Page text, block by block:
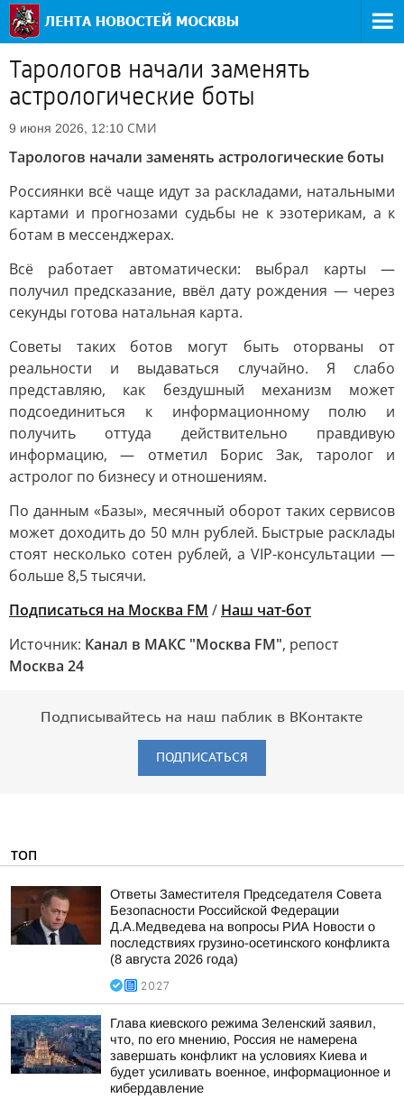
Тарологов начали заменять
астрологические боты
9 июня 2026, 12:10 СМИ
Тарологов начали заменять астрологические боты
Россиянки всё чаще идут за раскладами, натальными
картами и прогнозами судьбы не к эзотерикам, а к
ботам в мессенджерах.
Всё работает автоматически: выбрал карты —
получил предсказание, ввёл дату рождения — через
секунды готова натальная карта.
Советы таких ботов могут быть оторваны от
реальности и выдаваться случайно. Я слабо
представляю, как бездушный механизм может
подсоединиться к информационному полю и
получить оттуда действительно правдивую
информацию, — отметил Борис Зак, таролог и
астролог по бизнесу и отношениям.
По данным «Базы», месячный оборот таких сервисов
может доходить до 50 млн рублей. Быстрые расклады
стоят несколько сотен рублей, а VIP-консультации —
больше 8,5 тысячи.
Подписаться на Москва FM / Наш чат-бот
Источник: Канал в МАКС "Москва FM", репост
Москва 24
Подписывайтесь на наш паблик в ВКонтакте
ПОДПИСАТЬСЯ
ТОП
Ответы Заместителя Председателя Совета
Безопасности Российской Федерации
Д.А.Медведева на вопросы РИА Новости о
последствиях грузино-осетинского конфликта
(8 августа 2026 года)
20:27
Глава киевского режима Зеленский заявил,
что, по его мнению, Россия не намерена
завершать конфликт на условиях Киева и
будет усиливать военное, информационное и
кибердавление